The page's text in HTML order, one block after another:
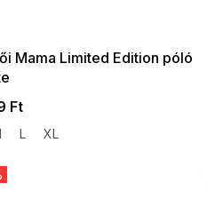
Mama Limited Edition póló
Ft
L XL